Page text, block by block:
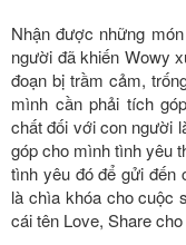
Nhận được những
người đã khiến Wowy
đoạn bị trầm cảm,
mình cần phải tích
chất đối với con người
góp cho mình tình yêu
tình yêu đó để gửi đến
là chìa khóa cho cuộc
cái tên Love, Share